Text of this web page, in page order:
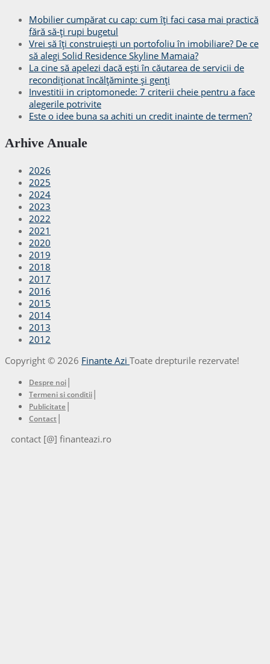
Mobilier cumpărat cu cap: cum îți faci casa mai practică
fără să-ți rupi bugetul
Vrei să îți construiești un portofoliu în imobiliare? De ce
să alegi Solid Residence Skyline Mamaia?
La cine să apelezi dacă ești în căutarea de servicii de
recondiționat încălțăminte și genți
Investitii in criptomonede: 7 criterii cheie pentru a face
alegerile potrivite
Este o idee buna sa achiti un credit inainte de termen?
Arhive Anuale
2026
2025
2024
2023
2022
2021
2020
2019
2018
2017
2016
2015
2014
2013
2012
Copyright © 2026 Finante Azi Toate drepturile rezervate!
Despre noi|
Termeni si conditii|
Publicitate|
Contact|
contact [@] finanteazi.ro